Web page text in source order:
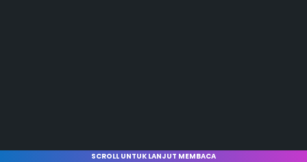
SCROLL UNTUK LANJUT MEMBACA